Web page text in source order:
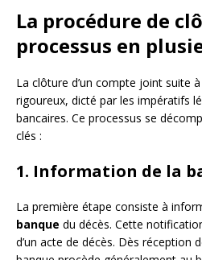
La procédure de
processus en
La clôture d’un compte joint suite
rigoureux, dicté par les impératifs
bancaires. Ce processus se
clés :
1. Information de la
La première étape consiste à
banque du décès. Cette
d’un acte de décès. Dès réception